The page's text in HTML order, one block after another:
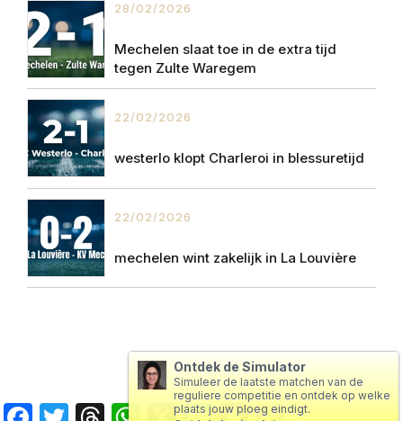
28/02/2026
Mechelen slaat toe in de extra tijd
tegen Zulte Waregem
22/02/2026
westerlo klopt Charleroi in blessuretijd
22/02/2026
mechelen wint zakelijk in La Louvière
Ontdek de Simulator
Simuleer de laatste matchen van de
reguliere competitie en ontdek op welke
plaats jouw ploeg eindigt.